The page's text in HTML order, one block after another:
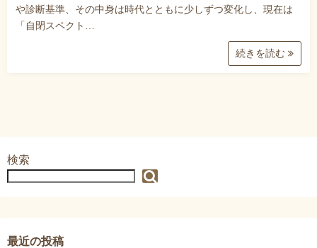
や診断基準、その中身は時代とともに少しずつ変化し、現在は
「自閉スペクト…
続きを読む
検索